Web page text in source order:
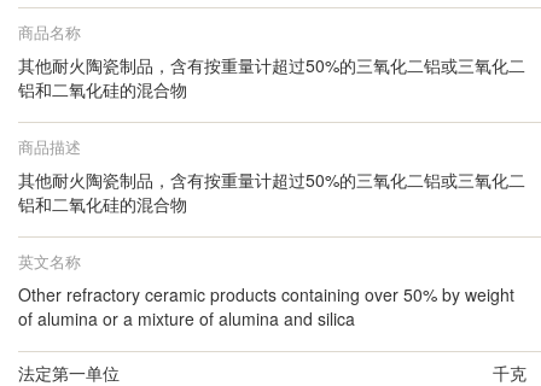
商品名称
其他耐火陶瓷制品，含有按重量计超过50%的三氧化二铝或三氧化二
铝和二氧化硅的混合物
商品描述
其他耐火陶瓷制品，含有按重量计超过50%的三氧化二铝或三氧化二
铝和二氧化硅的混合物
英文名称
Other refractory ceramic products containing over 50% by weight
of alumina or a mixture of alumina and silica
法定第一单位
千克